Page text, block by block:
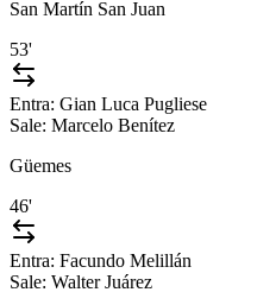
San Martín San Juan
53'
Entra: Gian Luca Pugliese
Sale: Marcelo Benítez
Güemes
46'
Entra: Facundo Melillán
Sale: Walter Juárez